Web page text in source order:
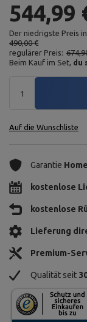
544,99
Der niedrigste Preis
490,00 €
regulärer Preis:
Beim Kauf im Set, du
Auf die Wunschliste
Garantie
kostenlose
kostenlose
Lieferung
Premium-
Qualität seit